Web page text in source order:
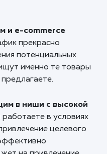
обсудить, как
Вместе мы
сайт в магнит
Не
продукт?
хотят привлечь